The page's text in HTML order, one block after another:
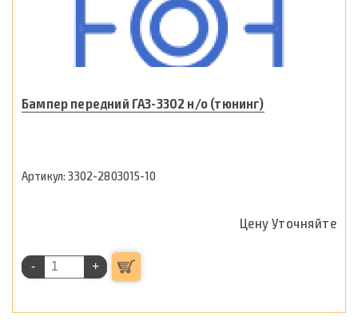
Бампер передний ГАЗ-3302 н/о (тюнинг)
3302-2803015-10
Цену Уточняйте
- +